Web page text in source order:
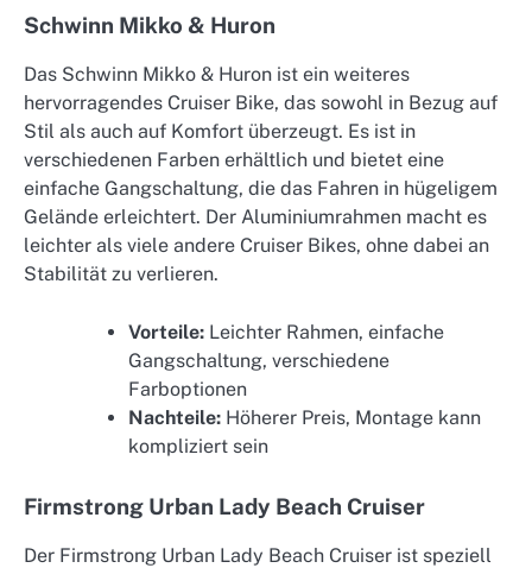
Schwinn Mikko & Huron
Das Schwinn Mikko & Huron ist ein weiteres
hervorragendes Cruiser Bike, das sowohl in Bezug auf
Stil als auch auf Komfort überzeugt. Es ist in
verschiedenen Farben erhältlich und bietet eine
einfache Gangschaltung, die das Fahren in hügeligem
Gelände erleichtert. Der Aluminiumrahmen macht es
leichter als viele andere Cruiser Bikes, ohne dabei an
Stabilität zu verlieren.
Vorteile: Leichter Rahmen, einfache
Gangschaltung, verschiedene
Farboptionen
Nachteile: Höherer Preis, Montage kann
kompliziert sein
Firmstrong Urban Lady Beach Cruiser
Der Firmstrong Urban Lady Beach Cruiser ist speziell